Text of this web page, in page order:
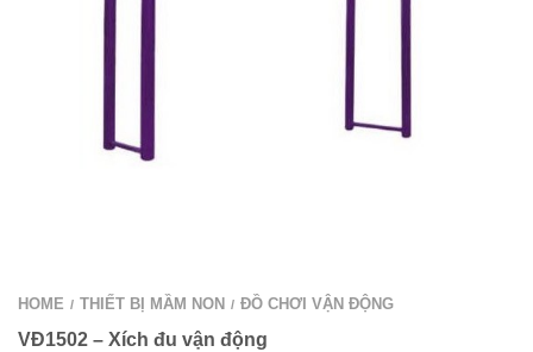
HOME / THIẾT BỊ MẦM NON / ĐỒ CHƠI VẬN ĐỘNG
VĐ1502 – Xích đu vận động